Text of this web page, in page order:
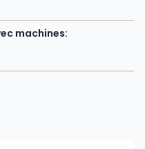
machines: